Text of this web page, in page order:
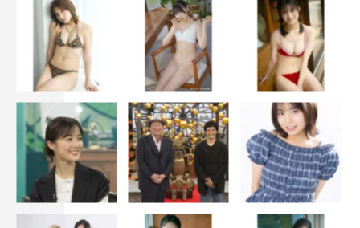
神田正輝、向井亜紀、田中義剛、竹内都子
中継…ラッシャー板前
2009年4月～
神田正輝、向井亜紀、三船美佳
中継…ラッシャー板前
2011年1月～
神田正輝、向井亜紀、勝俣州和、三船美佳（2020年8月か
ら10月は産前産後休暇）
中継…ラッシャー板前